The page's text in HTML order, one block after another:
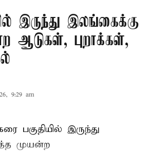
இருந்து இலங்கைக்கு
ஆடுகள், புறாக்கள்,
9:29 am
பகுதியில் இருந்து
முயன்ற